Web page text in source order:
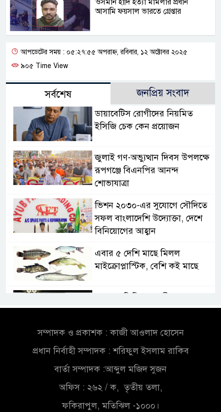
ওসমান হাদি হত্যা মামলার প্রধান
আসামি ফয়সাল ভারতে গ্রেপ্তার
আপডেটের সময় : ০৫:২৭:৫৫ অপরাহ্ন, রবিবার, ১২ অক্টোবর ২০২৫
৯০৫ Time View
সর্বশেষ জনপ্রিয় সংবাদ
ডায়াবেটিস রোগীদের নিয়মিত
ইসিজি চেক কেন প্রয়োজন
জুলাই গণ-অভ্যুত্থান দিবস উপলক্ষে
রূপগঞ্জে বিএনপির আনন্দ
শোভাযাত্রা
ভিশন ২০৩০-এর সুযোগে সৌদিতে
সফল বাংলাদেশি উদ্যোক্তা, দেশে
বিনিয়োগের আহ্বান
এবার ৫ দেশি মাছে মিলল
মাইক্রোপ্লাস্টিক, বেশি কই মাছে
খালেকের ইন্তেকাল
অগ্রযাত্রায় নতুন অধ্যায়
বাংলাদেশে বর্তমানে স্থিতিশীল
সম্পাদক ও প্রকাশক : কাজী আওলাদ হোসেন
প্রধান নির্বাহী সম্পাদক : শরিফুল ইসলাম রাকিব
বার্তা সম্পাদক :আব্দুল মজিদ সুজন
অফিস : ২৬২ / ক, তৃতীয় তলা,
ফকিরাপুল, মতিঝিল -১০০০।